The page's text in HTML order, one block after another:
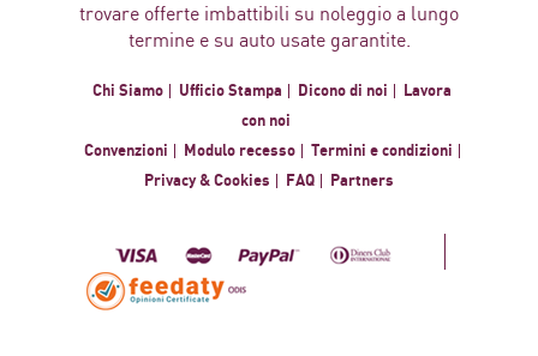
trovare offerte imbattibili su noleggio a lungo
termine e su auto usate garantite.
Chi Siamo Ufficio Stampa Dicono di noi
Lavora
con noi
Convenzioni
Modulo recesso
Termini e condizioni
Privacy & Cookies
FAQ Partners